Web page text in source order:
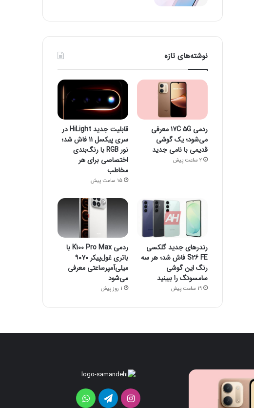
نوشته‌های تازه
ردمی 17C 5G معرفی
می‌شود؛ یک گوشی
قدیمی با نامی جدید
2 ساعت پیش
قابلیت جدید HiLight در
سری پیکسل 11 فاش شد؛
نور RGB با رنگ‌بندی
اختصاصی برای هر
مخاطب
15 ساعت پیش
رندرهای جدید گلکسی
S26 FE فاش شد؛ هر سه
رنگ این گوشی
سامسونگ را ببینید
19 ساعت پیش
ردمی K100 Pro Max با
باتری غول‌پیکر ۹۰۷۰
میلی‌آمپرساعتی معرفی
می‌شود
1 روز پیش
اینستاگرامتلگرام واتس